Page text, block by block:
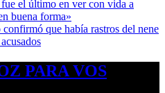
el último en ver con vida a
buena forma»
que había rastros del nene
PARA VOS